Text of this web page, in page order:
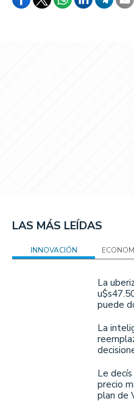
LAS MÁS LEÍDAS
INNOVACIÓN
La
puede
La
Le
precio
plan de